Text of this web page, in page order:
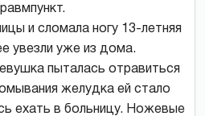
и сломала ногу 13-летняя
увезли уже из дома.
пыталась отравиться
желудка ей стало
ехать в больницу. Ножевые